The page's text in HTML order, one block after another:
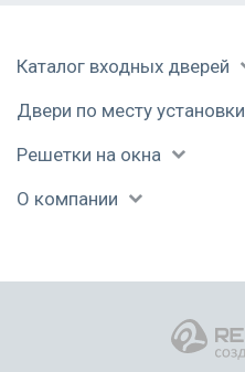
Каталог входных дверей
Двери по месту установки
Решетки на окна
О компании